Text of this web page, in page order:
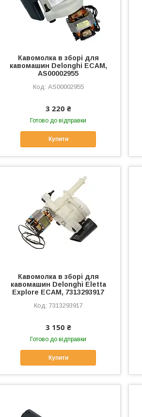
Кавомолка в зборі для
кавомашин Delonghi ECAM,
AS00002955
AS00002955
3 220 ₴
Готово до відправки
Купити
Кавомолка в зборі для
кавомашин Delonghi Eletta
Explore ECAM, 7313293917
7313293917
3 150 ₴
Готово до відправки
Купити